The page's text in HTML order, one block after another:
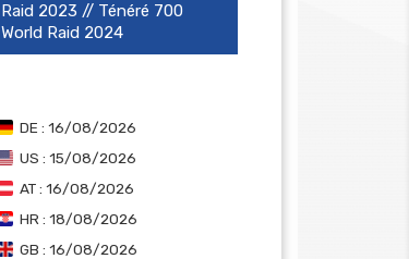
Raid 2023 // Ténéré 700
World Raid 2024
DE : 16/08/2026
US : 15/08/2026
AT : 16/08/2026
HR : 18/08/2026
GB : 16/08/2026